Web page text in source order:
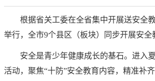
根据省关工委在全省集中开展送安全
举行，全市9个县区（板块）同步开展安
安全是青少年健康成长的基石。进入
活动，聚焦“十防”安全教育内容，精准补